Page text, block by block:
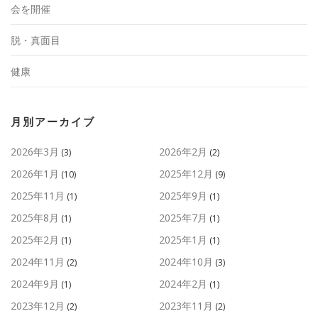
会を開催
脱・真面目
健康
月別アーカイブ
2026年3月 (3) 2026年2月 (2)
2026年1月 (10) 2025年12月 (9)
2025年11月 (1) 2025年9月 (1)
2025年8月 (1) 2025年7月 (1)
2025年2月 (1) 2025年1月 (1)
2024年11月 (2) 2024年10月 (3)
2024年9月 (1) 2024年2月 (1)
2023年12月 (2) 2023年11月 (2)